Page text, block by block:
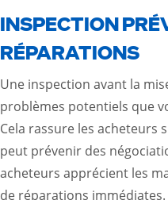
INSPECTION
RÉPARATIONS
Une inspection avant la
problèmes potentiels que
Cela rassure les acheteurs
peut prévenir des
acheteurs apprécient les
de réparations immédiates.